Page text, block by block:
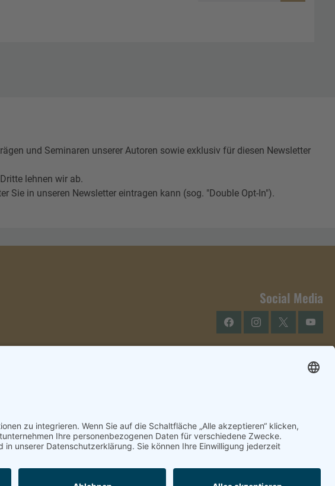
und Seminaren unserer Autoren sowie exklusiv für diesen Newsletter
lehnen wir ab.
Sie in unseren Newsletter eintragen kann (sog. "Double Opt-In").
Social Media
FacebookInstagramTwitter